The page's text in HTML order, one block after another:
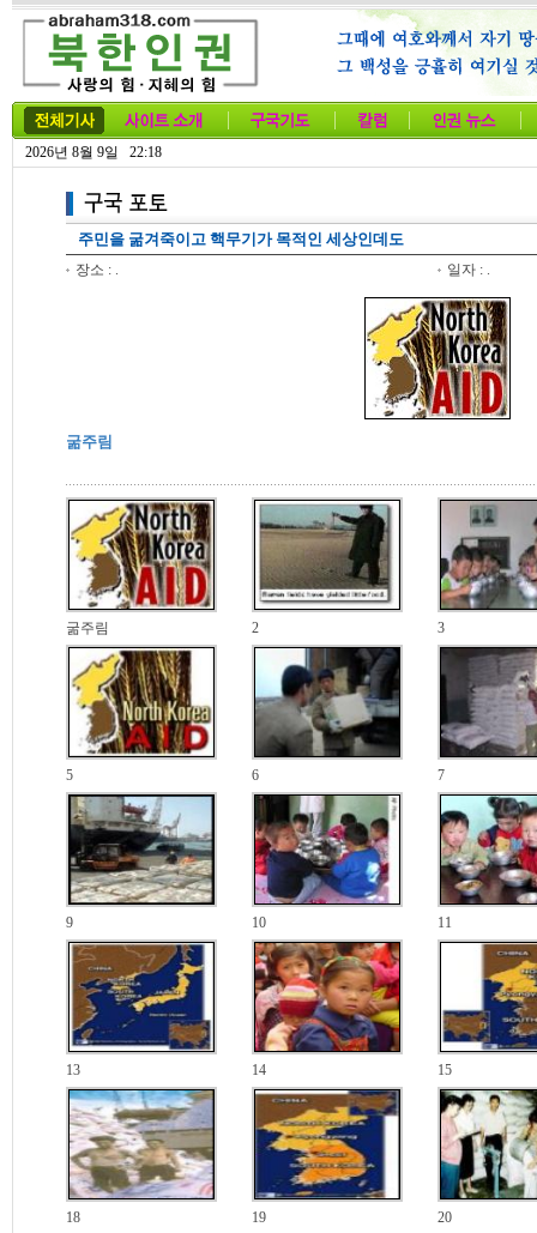
2026년 8월 9일 22:18
주민을 굶겨죽이고 핵무기가 목적인 세상인데도
장소 : . 일자 : .
굶주림
굶주림 2 3
5 6 7
9 10 11
13 14 15
18 19 20